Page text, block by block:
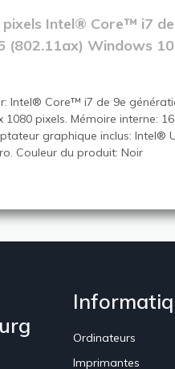
Intel® Core™ i7
(802.11ax) Windows
Intel® Core™ i7 de 9e
pixels. Mémoire interne:
graphique inclus: Intel®
Couleur du produit: Noir
Ordinateurs
Imprimantes